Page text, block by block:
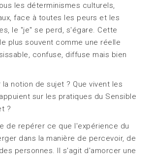
les déterminismes culturels,
face à toutes les peurs et les
le "je" se perd, s'égare. Cette
plus souvent comme une réelle
confuse, diffuse mais bien
notion de sujet ? Que vivent les
sur les pratiques du Sensible
?
de repérer ce que l'expérience du
dans la manière de percevoir, de
personnes. Il s'agit d'amorcer une